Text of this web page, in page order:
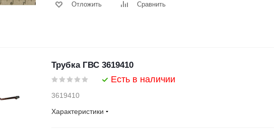
Отложить Сравнить
Трубка ГВС 3619410
Есть в наличии
3619410
Характеристики